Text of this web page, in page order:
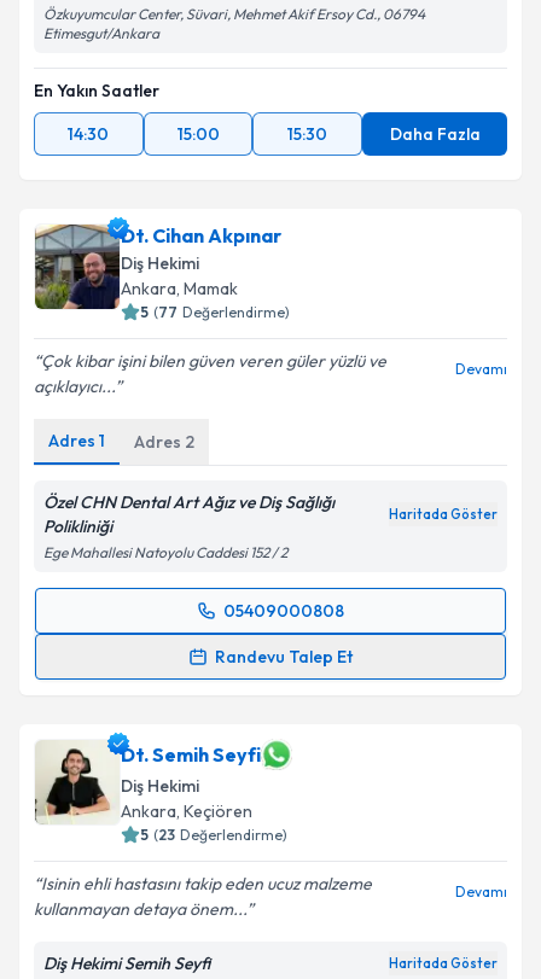
Özkuyumcular Center, Süvari, Mehmet Akif Ersoy Cd., 06794
Etimesgut/Ankara
En Yakın Saatler
14:30
15:00 15:30 Daha Fazla
Dt. Cihan Akpınar
Diş Hekimi
Ankara, Mamak
5 (77 Değerlendirme)
Çok kibar işini bilen güven veren güler yüzlü ve
açıklayıcı...
Devamı
Adres 1 Adres 2
Özel CHN Dental Art Ağız ve Diş Sağlığı
Polikliniği
Haritada Göster
Ege Mahallesi Natoyolu Caddesi 152 / 2
05409000808
Randevu Talep Et
Randevu Takvimi Talebi
takvim hazırlandığında e-posta ile bilgilendireceğiz.
E-posta Adresiniz
Kişisel verilerimin işlenmesine ilişkin
kapsamda işlenmesini kabul ediyorum.
Dt. Semih Seyfi
Diş Hekimi
Ankara, Keçiören
5 (23 Değerlendirme)
Isinin ehli hastasını takip eden ucuz malzeme
kullanmayan detaya önem...
Devamı
Diş Hekimi Semih Seyfi Haritada Göster